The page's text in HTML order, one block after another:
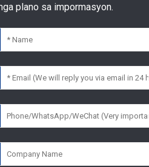
plano sa impormasyon.